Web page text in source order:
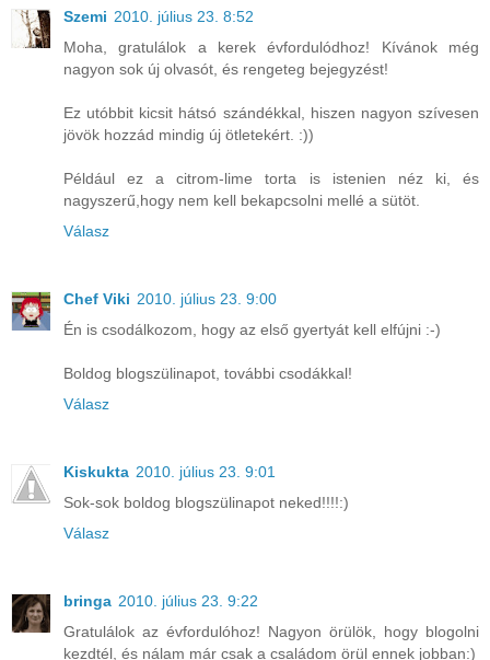
Szemi 2010. július 23. 8:52
Moha, gratulálok a kerek évfordulódhoz! Kívánok még
nagyon sok új olvasót, és rengeteg bejegyzést!
Ez utóbbit kicsit hátsó szándékkal, hiszen nagyon szívesen
jövök hozzád mindig új ötletekért. :))
Például ez a citrom-lime torta is istenien néz ki, és
nagyszerű,hogy nem kell bekapcsolni mellé a sütöt.
Válasz
Chef Viki 2010. július 23. 9:00
Én is csodálkozom, hogy az első gyertyát kell elfújni :-)
Boldog blogszülinapot, további csodákkal!
Válasz
Kiskukta 2010. július 23. 9:01
Sok-sok boldog blogszülinapot neked!!!!:)
Válasz
bringa 2010. július 23. 9:22
Gratulálok az évfordulóhoz! Nagyon örülök, hogy blogolni
kezdtél, és nálam már csak a családom örül ennek jobban:)